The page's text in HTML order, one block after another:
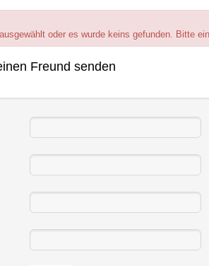
oder es wurde keins gefunden. Bitte
Freund senden